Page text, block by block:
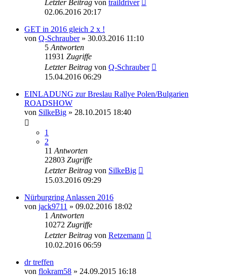
Letzter Beitrag von traildriver
02.06.2016 20:17
GET in 2016 gleich 2 x !
von Q-Schrauber» 30.03.2016 11:10
5 Antworten
11931 Zugriffe
Letzter Beitrag von Q-Schrauber
15.04.2016 06:29
EINLADUNG zur Breslau Rallye Polen/Bulgarien
ROADSHOW
von SilkeBig » 28.10.2015 18:40
1
2
11 Antworten
22803 Zugriffe
Letzter Beitrag von SilkeBig
15.03.2016 09:29
Nürburgring Anlassen 2016
von jack9711 » 09.02.2016 18:02
1 Antworten
10272 Zugriffe
Letzter Beitrag von Retzemann
10.02.2016 06:59
dr treffen
von flokram58 » 24.09.2015 16:18